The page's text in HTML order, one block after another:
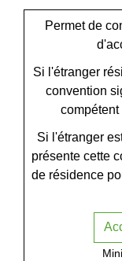
Permet de
Si l'étranger
convention
Si l'étranger
présente cette
de résidence